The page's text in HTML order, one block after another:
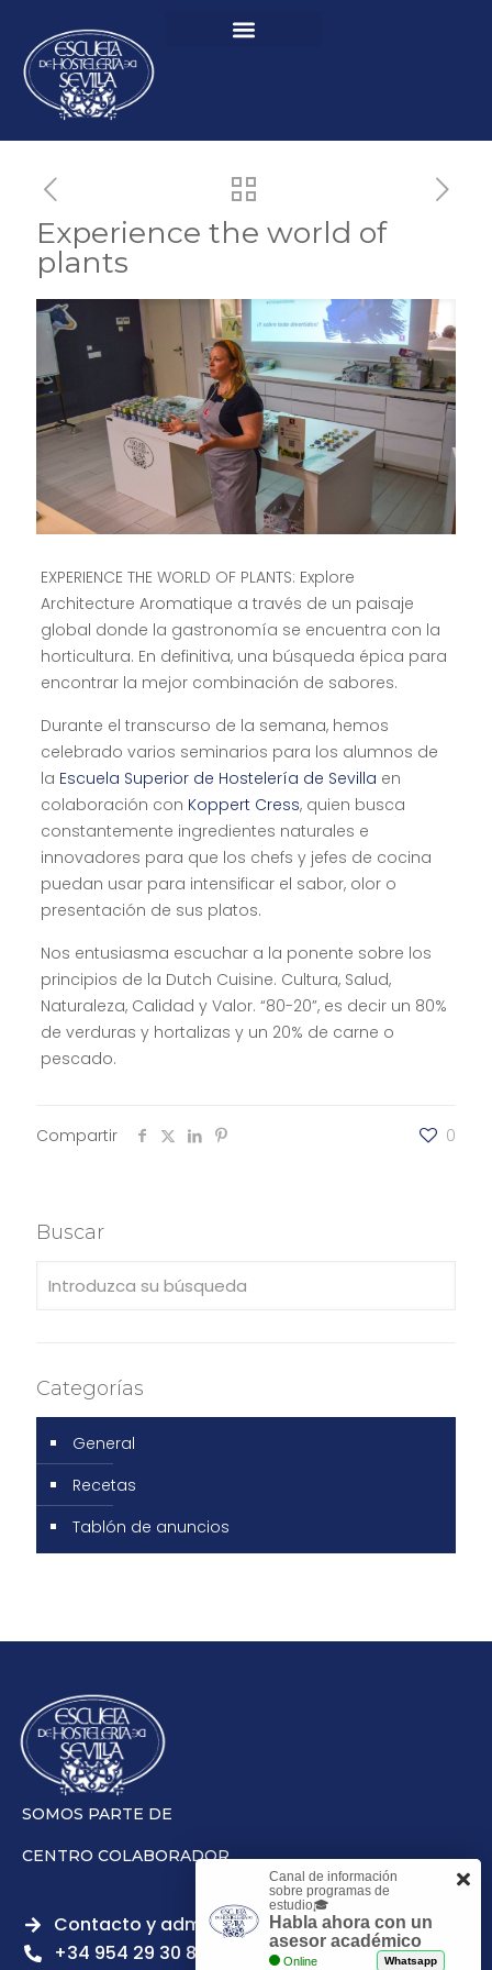
Experience the world of
plants
EXPERIENCE THE WORLD OF PLANTS: Explore
Architecture Aromatique a través de un paisaje
global donde la gastronomía se encuentra con la
horticultura. En definitiva, una búsqueda épica para
encontrar la mejor combinación de sabores.
Durante el transcurso de la semana, hemos
celebrado varios seminarios para los alumnos de
la Escuela Superior de Hostelería de Sevilla en
colaboración con Koppert Cress, quien busca
constantemente ingredientes naturales e
innovadores para que los chefs y jefes de cocina
puedan usar para intensificar el sabor, olor o
presentación de sus platos.
Nos entusiasma escuchar a la ponente sobre los
principios de la Dutch Cuisine. Cultura, Salud,
Naturaleza, Calidad y Valor. “80-20”, es decir un 80%
de verduras y hortalizas y un 20% de carne o
pescado.
Compartir 0
Buscar
Categorías
General
Recetas
Tablón de anuncios
SOMOS PARTE DE
CENTRO COLABORADOR
Contacto y admisiones
+34 954 29 30 81
Canal de información
sobre programas de
estudio🎓
Habla ahora con un
asesor académico
Online Whatsapp